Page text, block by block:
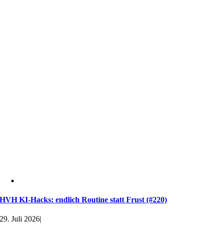
HVH KI-Hacks: endlich Routine statt Frust (#220)
29. Juli 2026|